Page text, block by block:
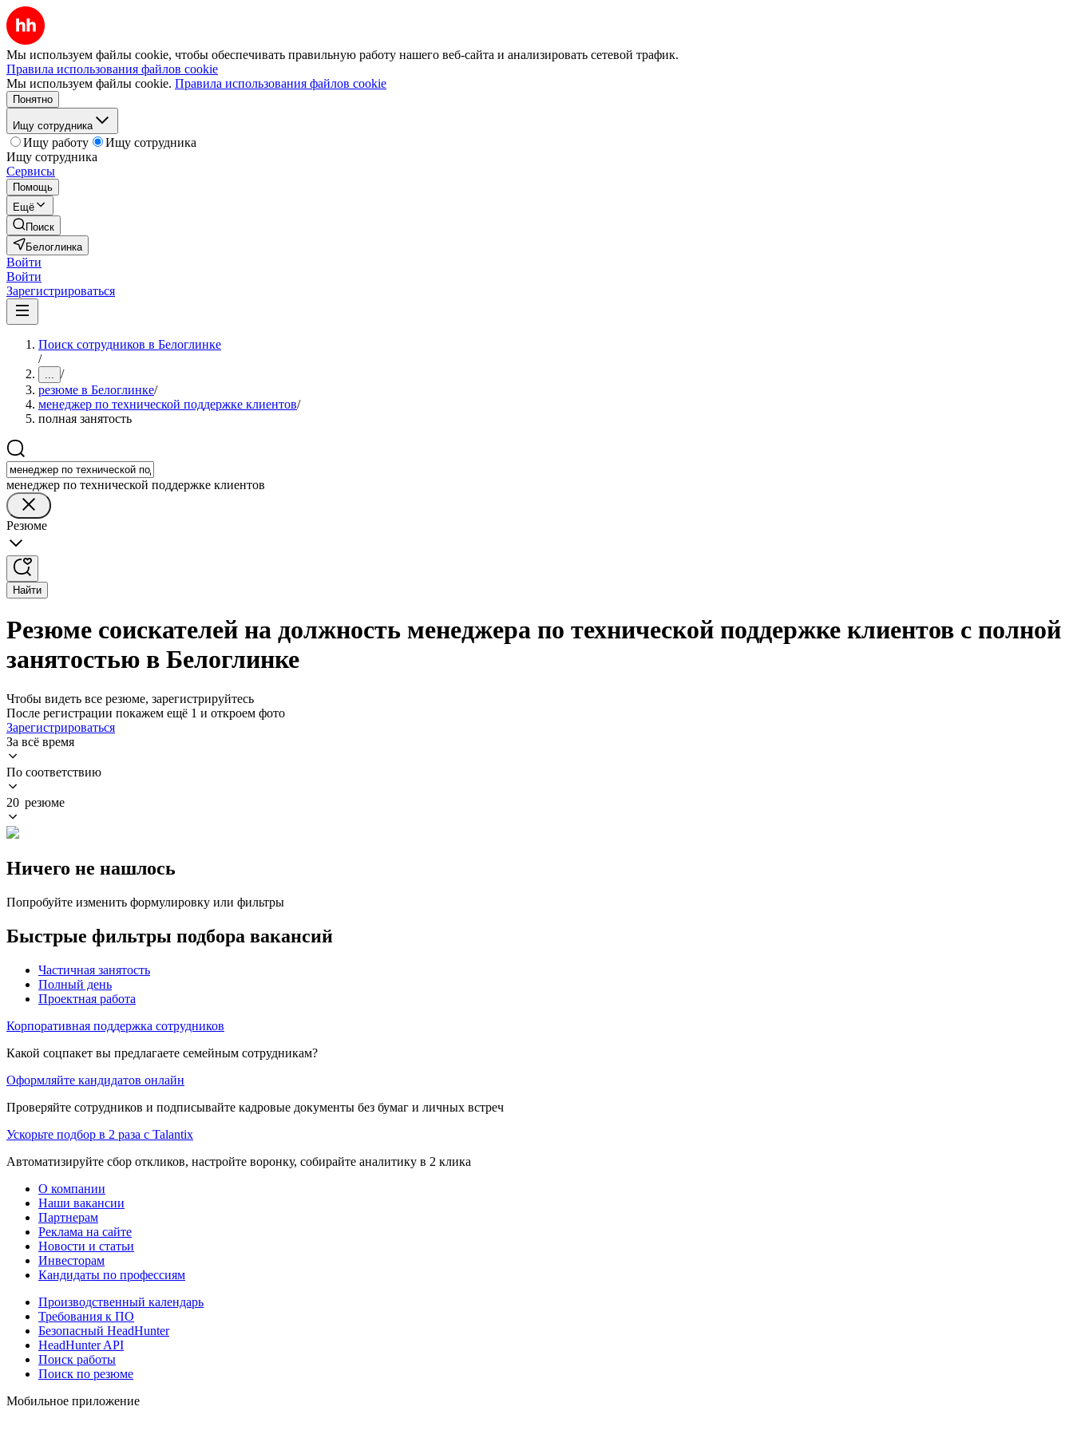
Мы используем файлы cookie, чтобы обеспечивать правильную работу нашего веб-сайта и анализировать сетевой трафик.
Правила использования файлов cookie
Мы используем файлы cookie. Правила использования файлов cookie
Понятно
Ищу сотрудника
Ищу работу
Ищу сотрудника
Ищу сотрудника
Сервисы
Помощь
Ещё
Поиск
Белоглинка
Войти
Войти
Зарегистрироваться
Поиск сотрудников в Белоглинке
/
... /
резюме в Белоглинке/
менеджер по технической поддержке клиентов/
полная занятость
менеджер по технической поддержке клиентов
Резюме
Найти
Резюме соискателей на должность менеджера по технической поддержке клиентов с полной
занятостью в Белоглинке
Чтобы видеть все резюме, зарегистрируйтесь
После регистрации покажем ещё 1 и откроем фото
Зарегистрироваться
За всё время
По соответствию
20 резюме
Ничего не нашлось
Попробуйте изменить формулировку или фильтры
Быстрые фильтры подбора вакансий
Частичная занятость
Полный день
Проектная работа
Корпоративная поддержка сотрудников
Какой соцпакет вы предлагаете семейным сотрудникам?
Оформляйте кандидатов онлайн
Проверяйте сотрудников и подписывайте кадровые документы без бумаг и личных встреч
Ускорьте подбор в 2 раза с Talantix
Автоматизируйте сбор откликов, настройте воронку, собирайте аналитику в 2 клика
О компании
Наши вакансии
Партнерам
Реклама на сайте
Новости и статьи
Инвесторам
Кандидаты по профессиям
Производственный календарь
Требования к ПО
Безопасный HeadHunter
HeadHunter API
Поиск работы
Поиск по резюме
Мобильное приложение